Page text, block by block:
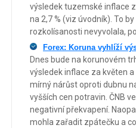
výsledek tuzemské inflace
na 2,7 % (viz úvodník). To
rozkolísanosti nevyvolala,
Forex: Koruna vyhlíží
Dnes bude na korunovém
výsledek inflace za květen
mírný nárůst oproti dubnu
vyšších cen potravin. ČNB
negativní překvapení.
mohla zařadit zpátečku a